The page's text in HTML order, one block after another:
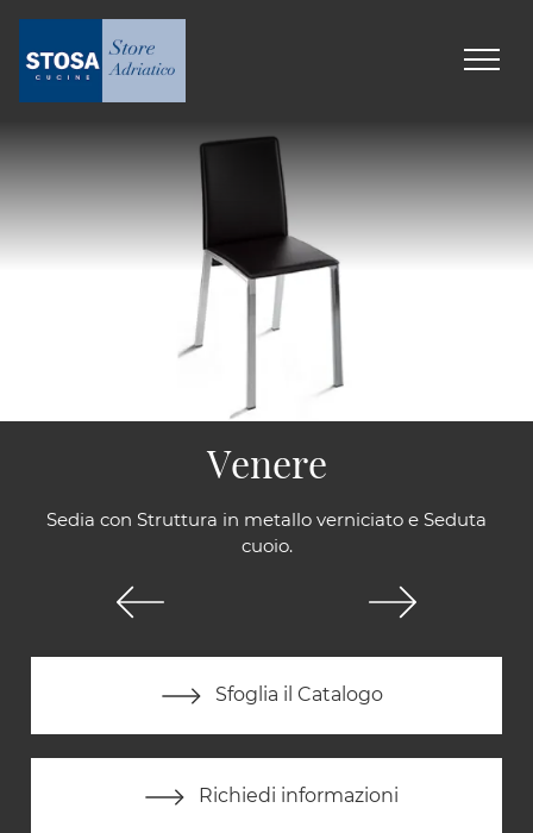
Sedia con Struttura in metallo verniciato e Seduta
cuoio.
Sfoglia il Catalogo
Richiedi informazioni
Venere